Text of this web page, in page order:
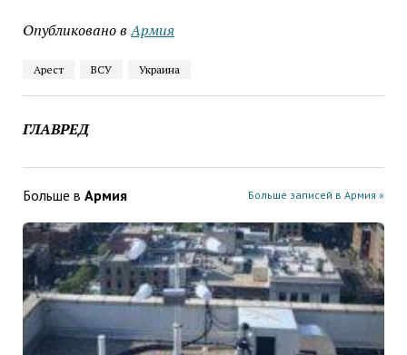
Опубликовано в Армия
Арест ВСУ Украина
ГЛАВРЕД
Больше в Армия Больше записей в Армия »